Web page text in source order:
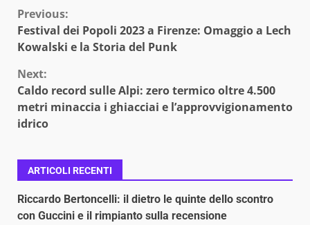
Continue
Reading
Previous:
Festival dei Popoli 2023 a Firenze: Omaggio a Lech
Kowalski e la Storia del Punk
Next:
Caldo record sulle Alpi: zero termico oltre 4.500
metri minaccia i ghiacciai e l’approvvigionamento
idrico
ARTICOLI RECENTI
Riccardo Bertoncelli: il dietro le quinte dello scontro
con Guccini e il rimpianto sulla recensione